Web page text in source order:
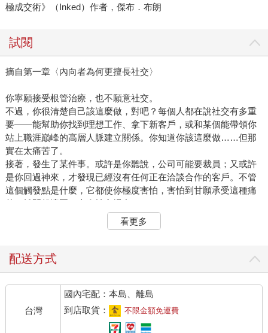
極成交術》（Inked）作者，傑布．布朗
試閱
摘自第一章〈內向者為何更擅長社交〉
你寧願接受根管治療，也不願意社交。
不過，你很清楚自己該這麼做，對吧？每個人都在說社交有多重
要——能幫助你找到理想工作、拿下新客戶，或和某個能帶領你
站上職涯巔峰的高層人脈建立關係。你知道你該這麼做……但那
實在太痛苦了。
接著，發生了某件事。或許是你聽說，公司可能要裁員；又或許
是你回過神來，才發現已經沒有任何正在洽談合作的客戶。不管
這個觸發點是什麼，它都使你極度害怕，害怕到甘願承受這種痛
苦、離開舒適圈，走進社交場合。
於是，你下定決心要去社交。你在網路上查到某個即將舉辦的活
動，告訴自己：「好吧，我做得到。」你將活動標註在行事曆
「不，我不想去！」但接著，又有另一個聲音吼回來：「你非去
你停好車、不情不願地往會場走去時，內心湧現了莫名的恐懼。
你走進活動現場，急切地環顧四周，想找到一張熟面孔。即便你
是來拓展新人脈的，但跟認識的人互動，還是比直接跟陌生人搭
話不可怕一點。你一邊找人，腦中還不斷想著：「如果沒人喜歡
看更多
配送方式
台灣
國內宅配：本島、離島
到店取貨：
不限金額免運費